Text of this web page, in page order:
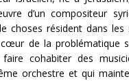
d’un compositeur
choses résident dans
de la problématique
cohabiter des
orchestre et qui